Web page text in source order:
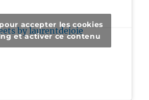
by laurentdejoie
accepter les cookies
et activer ce contenu